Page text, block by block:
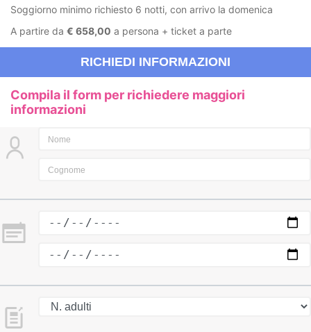
Soggiorno minimo richiesto 6 notti, con arrivo la domenica
A partire da € 658,00 a persona + ticket a parte
RICHIEDI INFORMAZIONI
Compila il form per richiedere maggiori
informazioni